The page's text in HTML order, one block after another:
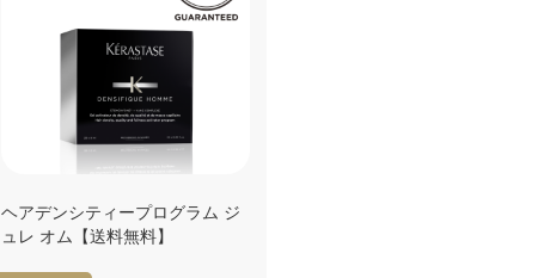
ヘアデンシティープログラム ジ
ュレ オム【送料無料】